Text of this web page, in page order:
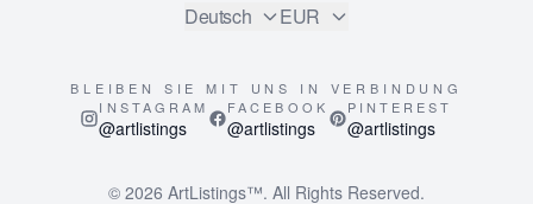
Deutsch EUR
BLEIBEN SIE MIT UNS IN VERBINDUNG
INSTAGRAM
@artlistings
FACEBOOK
@artlistings
PINTEREST
@artlistings
© 2026 ArtListings™. All Rights Reserved.